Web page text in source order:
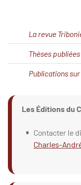
La revue
Thèses publiées
Publications sur
Les Éditions du
Contacter le
Charles-